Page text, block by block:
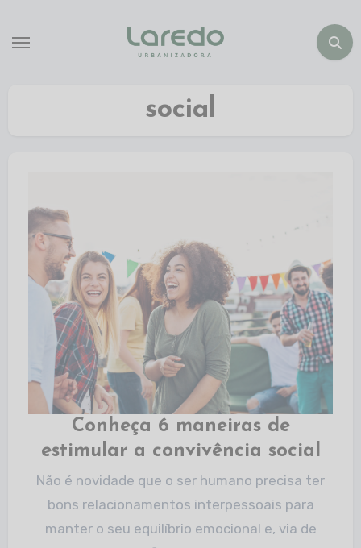
social
Conheça 6 maneiras de
estimular a convivência social
Não é novidade que o ser humano precisa ter
bons relacionamentos interpessoais para
manter o seu equilíbrio emocional e, via de